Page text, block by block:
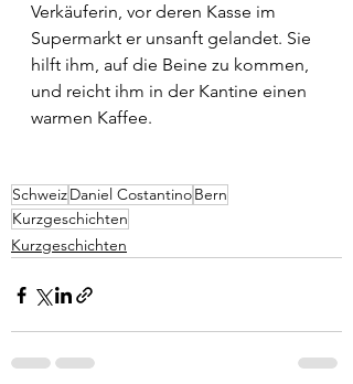
Verkäuferin, vor deren Kasse im
Supermarkt er unsanft gelandet. Sie
hilft ihm, auf die Beine zu kommen,
und reicht ihm in der Kantine einen
warmen Kaffee.
SchweizDaniel CostantinoBern
Kurzgeschichten
Kurzgeschichten